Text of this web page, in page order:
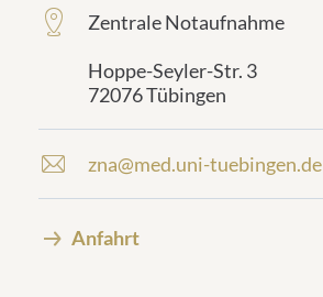
frontend.sr-
{element.icon}:
Zentrale Notaufnahme
Hoppe-Seyler-Str. 3
72076 Tübingen
E
a
zna@med.uni-tuebingen.de
Anfahrt